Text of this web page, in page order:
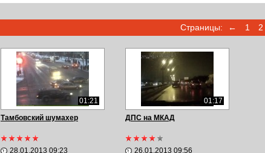
Страницы: ← 1 2
01:21
Тамбовский шумахер
28.01.2013 09:23
01:17
ДПС на МКАД
26.01.2013 09:56